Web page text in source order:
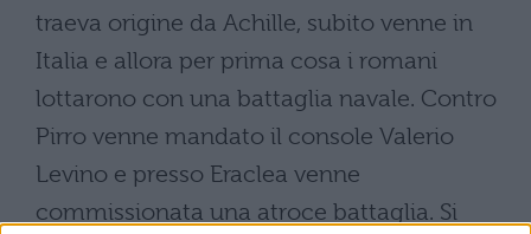
traeva origine da Achille, subito venne in
Italia e allora per prima cosa i romani
lottarono con una battaglia navale. Contro
Pirro venne mandato il console Valerio
Levino e presso Eraclea venne
commissionata una atroce battaglia. Si